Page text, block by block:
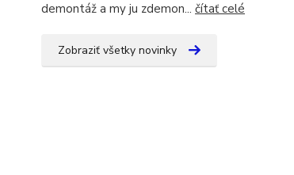
demontáž a my ju zdemon... čítať celé
Zobraziť všetky novinky